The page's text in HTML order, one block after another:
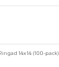
14x14 (100-pack)